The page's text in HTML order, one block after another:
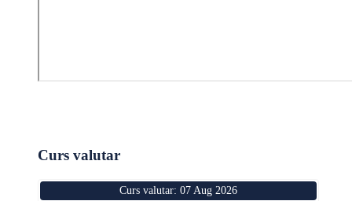
Curs valutar
Curs valutar: 07 Aug 2026